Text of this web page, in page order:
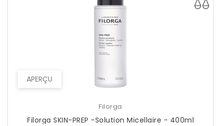
APERÇU
Filorga
Filorga SKIN-PREP -Solution Micellaire - 400ml